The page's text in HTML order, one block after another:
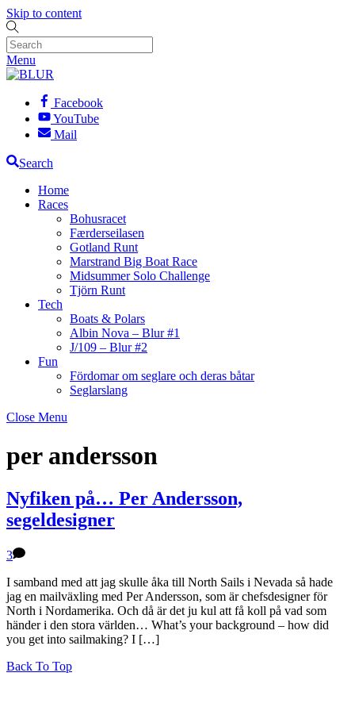
Skip to content
Menu
Facebook
YouTube
Mail
Search
Home
Races
Bohusracet
Færderseilasen
Gotland Runt
Marstrand Big Boat Race
Midsummer Solo Challenge
Tjörn Runt
Tech
Boats & Polars
Albin Nova – Blur #1
J/109 – Blur #2
Fun
Fördomar om seglare och deras båtar
Seglarslang
Close Menu
per andersson
Nyfiken på… Per Andersson,
segeldesigner
3
I samband med att jag skulle åka till North Sails i Nevada så hade
jag en mailväxling med Per Andersson, som är chefsdesigner för
North i Nordamerika. Och då är det ju kul att få koll på vad som
händer i den stora världen… What’s your background – how did
you get into sailmaking? I […]
Back To Top